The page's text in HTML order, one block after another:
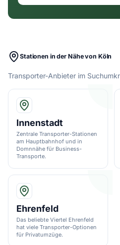
Stationen in der Nähe von Köln
Transporter-Anbieter im
Innenstadt
Zentrale Transporter-Stationen
am Hauptbahnhof und in
Domnnähe für Business-
Transporte.
Ehrenfeld
Das beliebte Viertel Ehrenfeld
hat viele Transporter-Optionen
für Privatumzüge.